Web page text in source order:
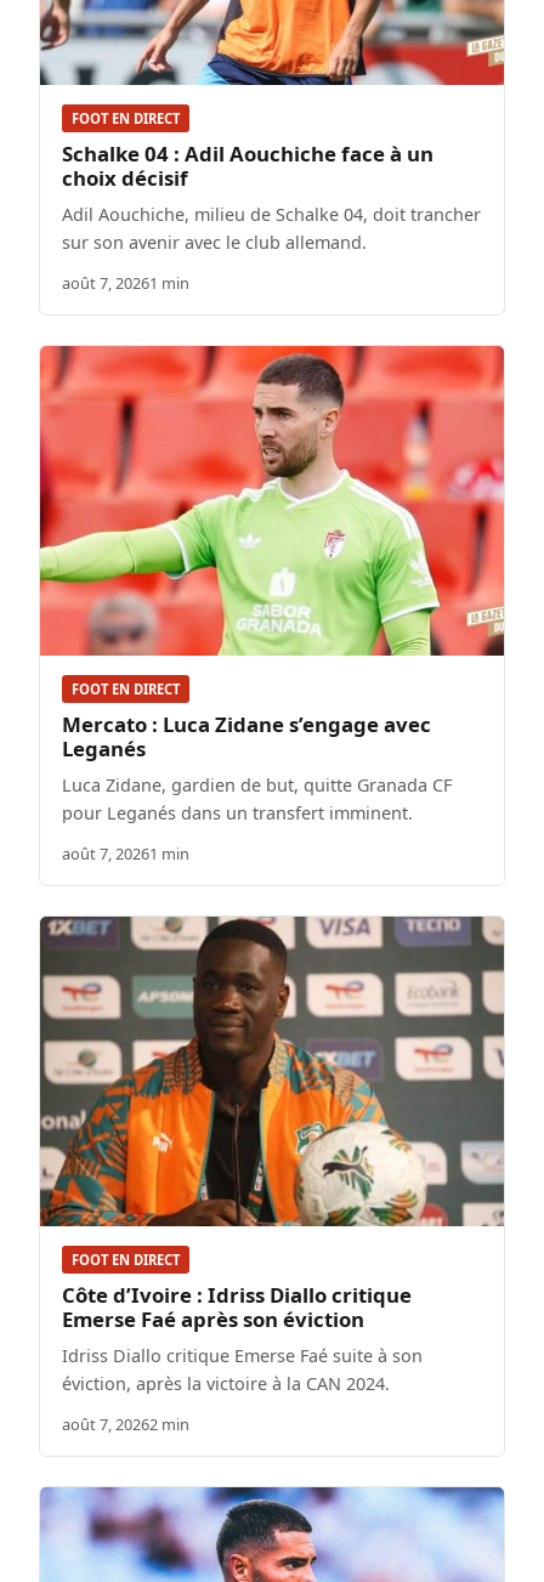
FOOT EN DIRECT
Schalke 04 : Adil Aouchiche face à un
choix décisif
Adil Aouchiche, milieu de Schalke 04, doit trancher
sur son avenir avec le club allemand.
août 7, 20261 min
FOOT EN DIRECT
Mercato : Luca Zidane s’engage avec
Leganés
Luca Zidane, gardien de but, quitte Granada CF
pour Leganés dans un transfert imminent.
août 7, 20261 min
FOOT EN DIRECT
Côte d’Ivoire : Idriss Diallo critique
Emerse Faé après son éviction
Idriss Diallo critique Emerse Faé suite à son
éviction, après la victoire à la CAN 2024.
août 7, 20262 min